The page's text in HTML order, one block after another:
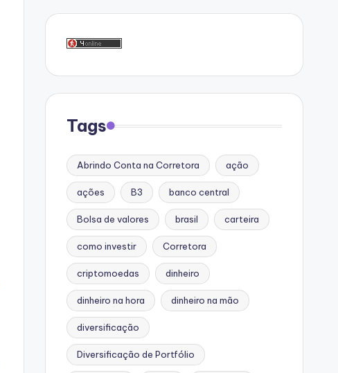
Tags
Abrindo Conta na Corretora ação
ações B3 banco central
Bolsa de valores brasil carteira
como investir Corretora
criptomoedas dinheiro
dinheiro na hora dinheiro na mão
diversificação
Diversificação de Portfólio